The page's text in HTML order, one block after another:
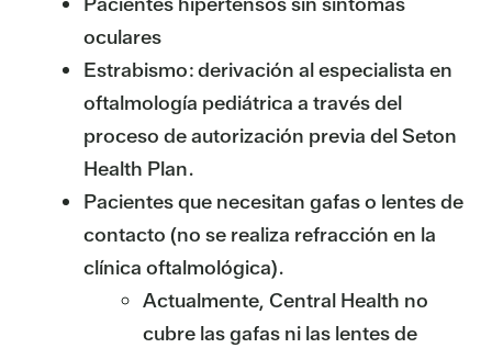
oculares
Estrabismo: derivación al especialista en
oftalmología pediátrica a través del
proceso de autorización previa del Seton
Health Plan.
Pacientes que necesitan gafas o lentes de
contacto (no se realiza refracción en la
clínica oftalmológica).
Actualmente, Central Health no
cubre las gafas ni las lentes de